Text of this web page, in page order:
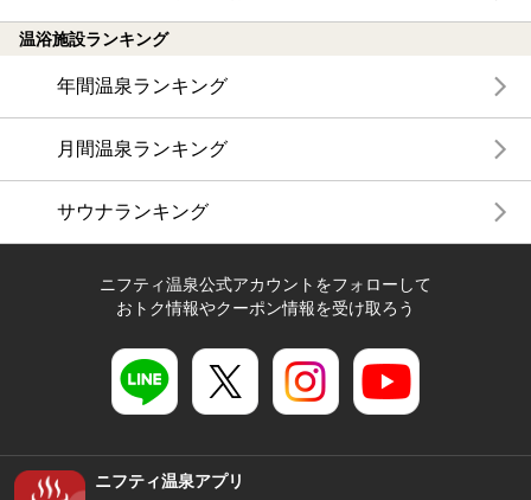
温浴施設ランキング
年間温泉ランキング
月間温泉ランキング
サウナランキング
ニフティ温泉公式アカウントをフォローして
おトク情報やクーポン情報を受け取ろう
ニフティ温泉アプリ